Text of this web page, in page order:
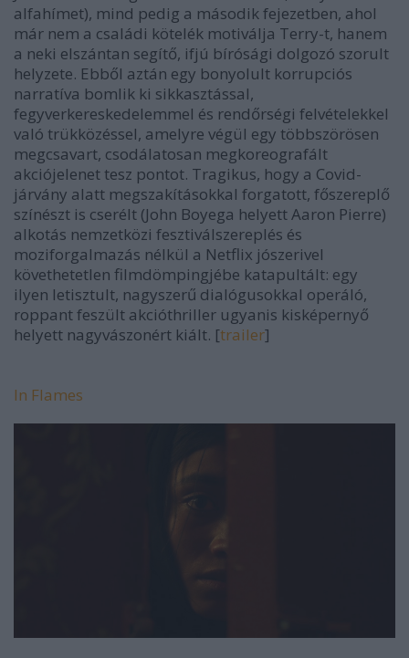
alfahímet), mind pedig a második fejezetben, ahol
már nem a családi kötelék motiválja Terry-t, hanem
a neki elszántan segítő, ifjú bírósági dolgozó szorult
helyzete. Ebből aztán egy bonyolult korrupciós
narratíva bomlik ki sikkasztással,
fegyverkereskedelemmel és rendőrségi felvételekkel
való trükközéssel, amelyre végül egy többszörösen
megcsavart, csodálatosan megkoreografált
akciójelenet tesz pontot. Tragikus, hogy a Covid-
járvány alatt megszakításokkal forgatott, főszereplő
színészt is cserélt (John Boyega helyett Aaron Pierre)
alkotás nemzetközi fesztiválszereplés és
moziforgalmazás nélkül a Netflix jószerivel
követhetetlen filmdömpingjébe katapultált: egy
ilyen letisztult, nagyszerű dialógusokkal operáló,
roppant feszült akcióthriller ugyanis kisképernyő
helyett nagyvászonért kiált. [trailer]
In Flames